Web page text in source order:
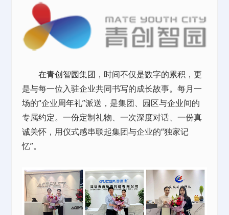
在青创智园集团 ，时间不仅是数字的累积，更
是与每一位入驻企业共同书写的成长故事。每月一
场的“企业周年礼”派送，是集团、园区与企业间的
专属约定。一份定制礼物、一次深度对话、一份真
诚关怀，用仪式感串联起集团与企业的“独家记
忆”。